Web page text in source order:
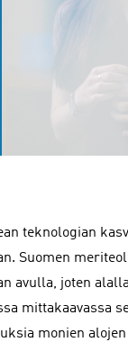
teknologian
Suomen
avulla, joten
mittakaavassa
monien